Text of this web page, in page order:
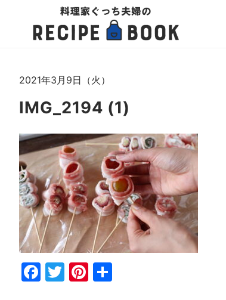
2021年3月9日（火）
IMG_2194 (1)
Fac
Twi
Pin